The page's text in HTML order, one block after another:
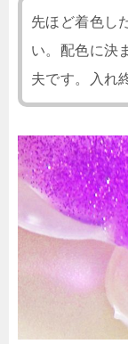
先ほど着色し
い。配色に決
夫です。入れ